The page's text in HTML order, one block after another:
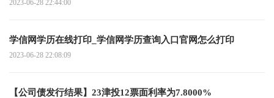
2023-06-28 22:44:00
学信网学历在线打印_学信网学历查询入口官网怎么打印
2023-06-28 22:08:09
【公司债发行结果】23津投12票面利率为7.8000%